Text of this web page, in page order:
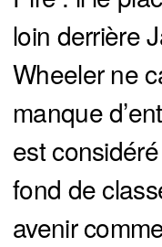
loin derrière
Wheeler ne
manque
est
fond de
avenir